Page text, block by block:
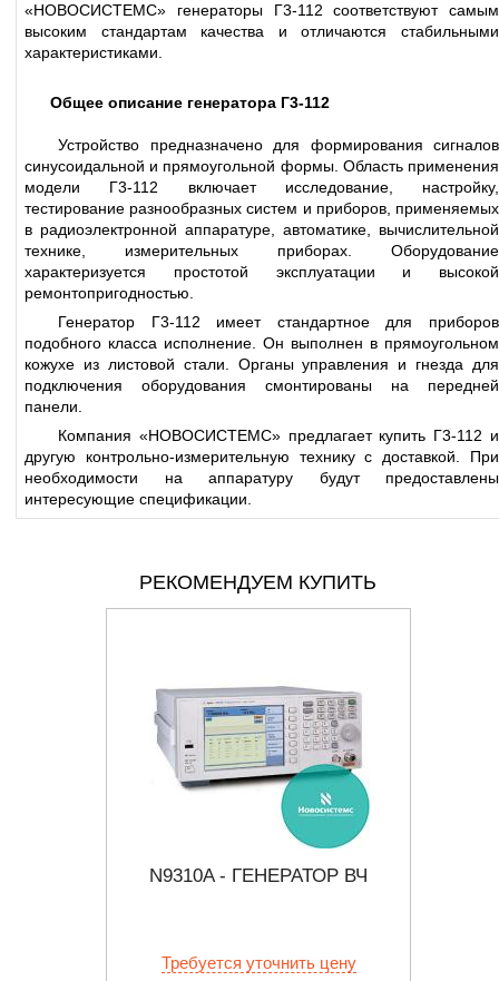
«НОВОСИСТЕМС» генераторы Г3-112 соответствуют самым
высоким стандартам качества и отличаются стабильными
характеристиками.
Общее описание генератора Г3-112
Устройство предназначено для формирования сигналов
синусоидальной и прямоугольной формы. Область применения
модели Г3-112 включает исследование, настройку,
тестирование разнообразных систем и приборов, применяемых
в радиоэлектронной аппаратуре, автоматике, вычислительной
технике, измерительных приборах. Оборудование
характеризуется простотой эксплуатации и высокой
ремонтопригодностью.
Генератор Г3-112 имеет стандартное для приборов
подобного класса исполнение. Он выполнен в прямоугольном
кожухе из листовой стали. Органы управления и гнезда для
подключения оборудования смонтированы на передней
панели.
Компания «НОВОСИСТЕМС» предлагает купить Г3-112 и
другую контрольно-измерительную технику с доставкой. При
необходимости на аппаратуру будут предоставлены
интересующие спецификации.
РЕКОМЕНДУЕМ КУПИТЬ
N9310A - ГЕНЕРАТОР ВЧ
Требуется уточнить цену